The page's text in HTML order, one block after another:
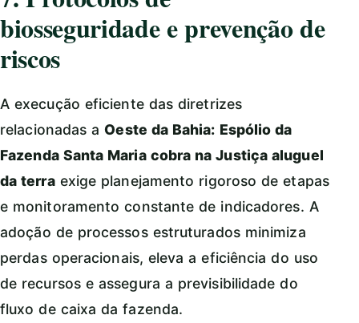
biosseguridade e prevenção de
riscos
A execução eficiente das diretrizes
relacionadas aOeste da Bahia: Espólio da
Fazenda Santa Maria cobra na Justiça aluguel
da terraexige planejamento rigoroso de etapas
e monitoramento constante de indicadores. A
adoção de processos estruturados minimiza
perdas operacionais, eleva a eficiência do uso
de recursos e assegura a previsibilidade do
fluxo de caixa da fazenda.